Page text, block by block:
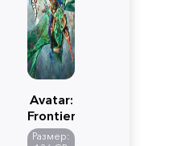
Avatar:
Frontiers
of
Размер: